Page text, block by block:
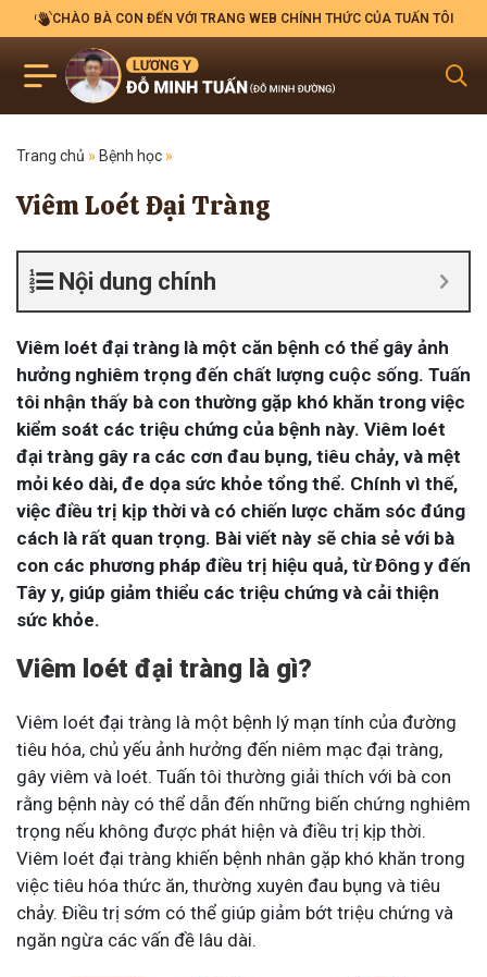
CHÀO BÀ CON ĐẾN VỚI TRANG WEB CHÍNH THỨC CỦA TUẤN TÔI
Trang chủ » Bệnh học »
Viêm Loét Đại Tràng
Nội dung chính
Viêm loét đại tràng là một căn bệnh có thể gây ảnh
hưởng nghiêm trọng đến chất lượng cuộc sống. Tuấn
tôi nhận thấy bà con thường gặp khó khăn trong việc
kiểm soát các triệu chứng của bệnh này. Viêm loét
đại tràng gây ra các cơn đau bụng, tiêu chảy, và mệt
mỏi kéo dài, đe dọa sức khỏe tổng thể. Chính vì thế,
việc điều trị kịp thời và có chiến lược chăm sóc đúng
cách là rất quan trọng. Bài viết này sẽ chia sẻ với bà
con các phương pháp điều trị hiệu quả, từ Đông y đến
Tây y, giúp giảm thiểu các triệu chứng và cải thiện
sức khỏe.
Viêm loét đại tràng là gì?
Viêm loét đại tràng là một bệnh lý mạn tính của đường
tiêu hóa, chủ yếu ảnh hưởng đến niêm mạc đại tràng,
gây viêm và loét. Tuấn tôi thường giải thích với bà con
rằng bệnh này có thể dẫn đến những biến chứng nghiêm
trọng nếu không được phát hiện và điều trị kịp thời.
Viêm loét đại tràng khiến bệnh nhân gặp khó khăn trong
việc tiêu hóa thức ăn, thường xuyên đau bụng và tiêu
chảy. Điều trị sớm có thể giúp giảm bớt triệu chứng và
ngăn ngừa các vấn đề lâu dài.